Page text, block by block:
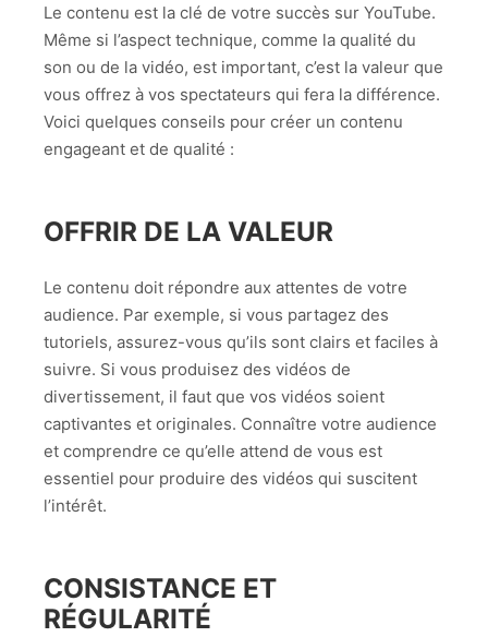
Le contenu est la clé de votre succès sur YouTube.
Même si l’aspect technique, comme la qualité du
son ou de la vidéo, est important, c’est la valeur que
vous offrez à vos spectateurs qui fera la différence.
Voici quelques conseils pour créer un contenu
engageant et de qualité :
OFFRIR DE LA VALEUR
Le contenu doit répondre aux attentes de votre
audience. Par exemple, si vous partagez des
tutoriels, assurez-vous qu’ils sont clairs et faciles à
suivre. Si vous produisez des vidéos de
divertissement, il faut que vos vidéos soient
captivantes et originales. Connaître votre audience
et comprendre ce qu’elle attend de vous est
essentiel pour produire des vidéos qui suscitent
l’intérêt.
CONSISTANCE ET
RÉGULARITÉ